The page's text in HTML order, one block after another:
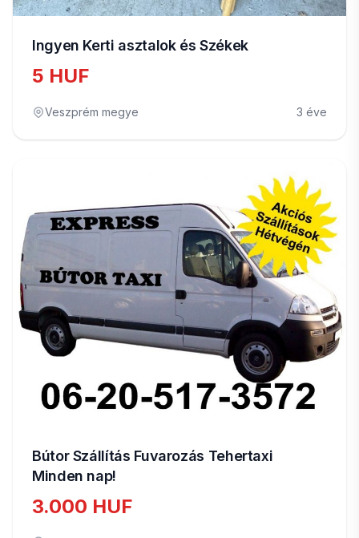
Ingyen Kerti asztalok és Székek
5 HUF
Veszprém megye 3 éve
Bútor Szállítás Fuvarozás Tehertaxi
Minden nap!
3.000 HUF